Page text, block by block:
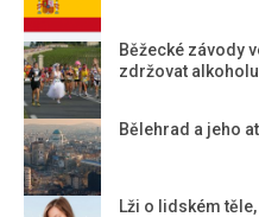
Běžecké závody
zdržovat alkoholu
Bělehrad a jeho
Lži o lidském